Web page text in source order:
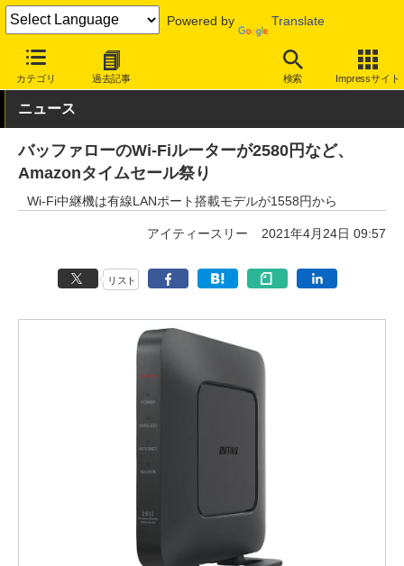
Powered by Translate
カテゴリ 過去記事 検索 Impressサイト
INTERNET Watch ハードウェア 無線LAN
ニュース
バッファローのWi-Fiルーターが2580円など、
Amazonタイムセール祭り
Wi-Fi中継機は有線LANポート搭載モデルが1558円から
アイティースリー 2021年4月24日 09:57
リスト